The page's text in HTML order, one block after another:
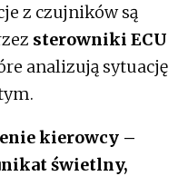
z czujników są
sterowniki ECU
analizują sytuację
kierowcy –
świetlny,